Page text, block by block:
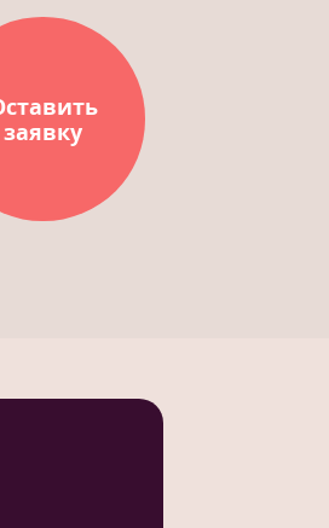
заявку